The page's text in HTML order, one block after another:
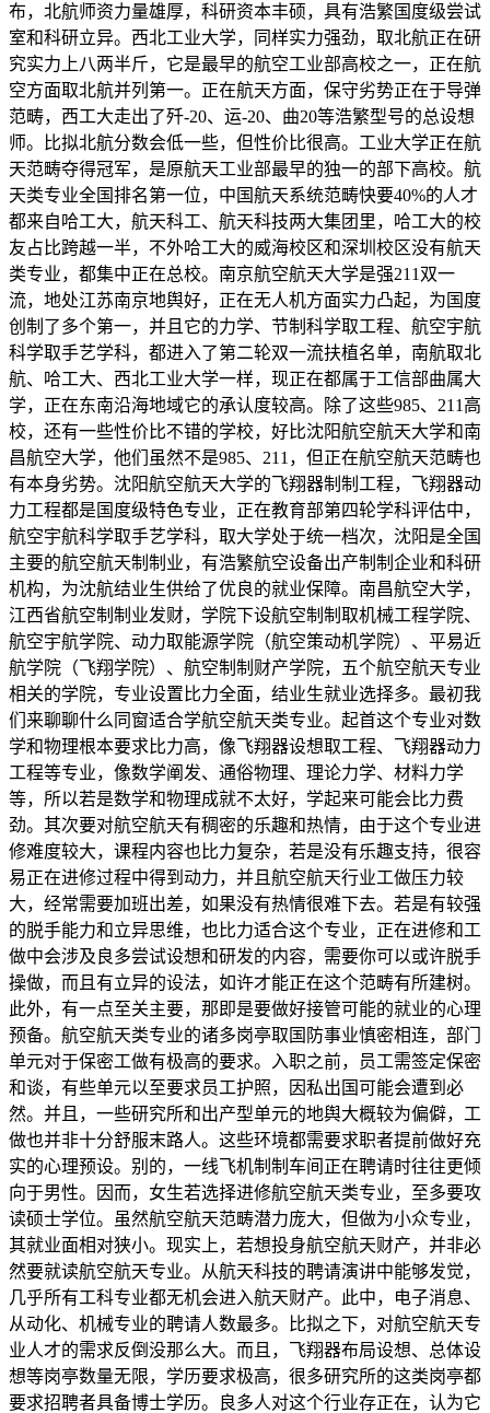
布，北航师资力量雄厚，科研资本丰硕，具有浩繁国度级尝试
室和科研立异。西北工业大学，同样实力强劲，取北航正在研
究实力上八两半斤，它是最早的航空工业部高校之一，正在航
空方面取北航并列第一。正在航天方面，保守劣势正在于导弹
范畴，西工大走出了歼-20、运-20、曲20等浩繁型号的总设想
师。比拟北航分数会低一些，但性价比很高。工业大学正在航
天范畴夺得冠军，是原航天工业部最早的独一的部下高校。航
天类专业全国排名第一位，中国航天系统范畴快要40%的人才
都来自哈工大，航天科工、航天科技两大集团里，哈工大的校
友占比跨越一半，不外哈工大的威海校区和深圳校区没有航天
类专业，都集中正在总校。南京航空航天大学是强211双一
流，地处江苏南京地舆好，正在无人机方面实力凸起，为国度
创制了多个第一，并且它的力学、节制科学取工程、航空宇航
科学取手艺学科，都进入了第二轮双一流扶植名单，南航取北
航、哈工大、西北工业大学一样，现正在都属于工信部曲属大
学，正在东南沿海地域它的承认度较高。除了这些985、211高
校，还有一些性价比不错的学校，好比沈阳航空航天大学和南
昌航空大学，他们虽然不是985、211，但正在航空航天范畴也
有本身劣势。沈阳航空航天大学的飞翔器制制工程，飞翔器动
力工程都是国度级特色专业，正在教育部第四轮学科评估中，
航空宇航科学取手艺学科，取大学处于统一档次，沈阳是全国
主要的航空航天制制业，有浩繁航空设备出产制制企业和科研
机构，为沈航结业生供给了优良的就业保障。南昌航空大学，
江西省航空制制业发财，学院下设航空制制取机械工程学院、
航空宇航学院、动力取能源学院（航空策动机学院）、平易近
航学院（飞翔学院）、航空制制财产学院，五个航空航天专业
相关的学院，专业设置比力全面，结业生就业选择多。最初我
们来聊聊什么同窗适合学航空航天类专业。起首这个专业对数
学和物理根本要求比力高，像飞翔器设想取工程、飞翔器动力
工程等专业，像数学阐发、通俗物理、理论力学、材料力学
等，所以若是数学和物理成就不太好，学起来可能会比力费
劲。其次要对航空航天有稠密的乐趣和热情，由于这个专业进
修难度较大，课程内容也比力复杂，若是没有乐趣支持，很容
易正在进修过程中得到动力，并且航空航天行业工做压力较
大，经常需要加班出差，如果没有热情很难下去。若是有较强
的脱手能力和立异思维，也比力适合这个专业，正在进修和工
做中会涉及良多尝试设想和研发的内容，需要你可以或许脱手
操做，而且有立异的设法，如许才能正在这个范畴有所建树。
此外，有一点至关主要，那即是要做好接管可能的就业的心理
预备。航空航天类专业的诸多岗亭取国防事业慎密相连，部门
单元对于保密工做有极高的要求。入职之前，员工需签定保密
和谈，有些单元以至要求员工护照，因私出国可能会遭到必
然。并且，一些研究所和出产型单元的地舆大概较为偏僻，工
做也并非十分舒服末路人。这些环境都需要求职者提前做好充
实的心理预设。别的，一线飞机制制车间正在聘请时往往更倾
向于男性。因而，女生若选择进修航空航天类专业，至多要攻
读硕士学位。虽然航空航天范畴潜力庞大，但做为小众专业，
其就业面相对狭小。现实上，若想投身航空航天财产，并非必
然要就读航空航天专业。从航天科技的聘请演讲中能够发觉，
几乎所有工科专业都无机会进入航天财产。此中，电子消息、
从动化、机械专业的聘请人数最多。比拟之下，对航空航天专
业人才的需求反倒没那么大。而且，飞翔器布局设想、总体设
想等岗亭数量无限，学历要求极高，很多研究所的这类岗亭都
要求招聘者具备博士学历。良多人对这个行业存正在，认为它